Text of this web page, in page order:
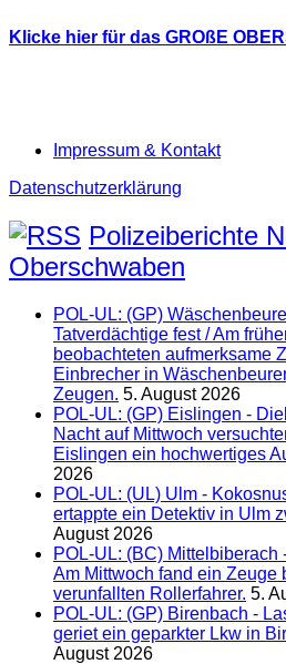
Klicke hier für das GROßE
Impressum & Kontakt
Datenschutzerklärung
Polizeiberichte
Oberschwaben
POL-UL: (GP)
Tatverdächtige fest / Am
beobachteten aufmerksame
Einbrecher in
Zeugen. 5. August 2026
POL-UL: (GP) Eislingen -
Nacht auf Mittwoch
Eislingen ein hochwertiges
2026
POL-UL: (UL) Ulm -
ertappte ein Detektiv in Ulm
August 2026
POL-UL: (BC)
Am Mittwoch fand ein Zeuge
verunfallten Rollerfahrer. 5.
POL-UL: (GP) Birenbach -
geriet ein geparkter Lkw in
August 2026